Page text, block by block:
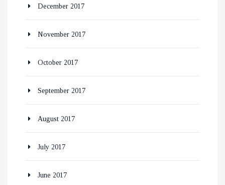
December 2017
November 2017
October 2017
September 2017
August 2017
July 2017
June 2017